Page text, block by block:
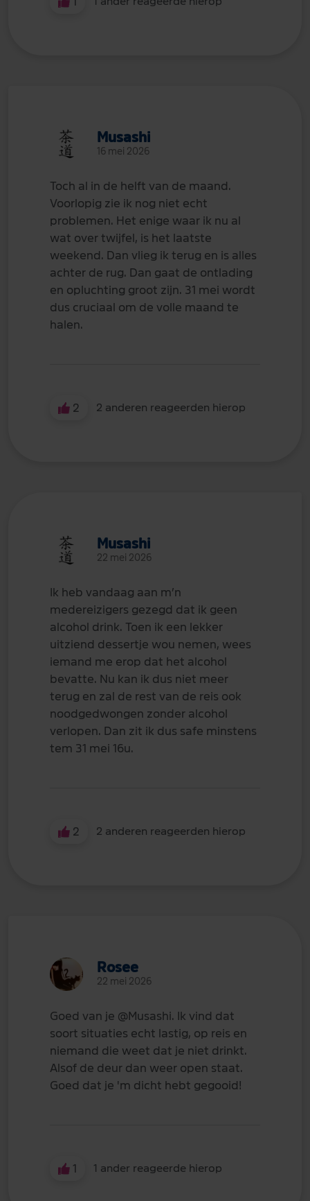
Musashi
16 mei 2026
Toch al in de helft van de maand.
Voorlopig zie ik nog niet echt
problemen. Het enige waar ik nu al
wat over twijfel, is het laatste
weekend. Dan vlieg ik terug en is alles
achter de rug. Dan gaat de ontlading
en opluchting groot zijn. 31 mei wordt
dus cruciaal om de volle maand te
halen.
2 2 anderen reageerden hierop
Musashi
22 mei 2026
Ik heb vandaag aan m’n
medereizigers gezegd dat ik geen
alcohol drink. Toen ik een lekker
uitziend dessertje wou nemen, wees
iemand me erop dat het alcohol
bevatte. Nu kan ik dus niet meer
terug en zal de rest van de reis ook
noodgedwongen zonder alcohol
verlopen. Dan zit ik dus safe minstens
tem 31 mei 16u.
2 2 anderen reageerden hierop
Rosee
22 mei 2026
Goed van je @Musashi. Ik vind dat
soort situaties echt lastig, op reis en
niemand die weet dat je niet drinkt.
Alsof de deur dan weer open staat.
Goed dat je 'm dicht hebt gegooid!
1 1 ander reageerde hierop